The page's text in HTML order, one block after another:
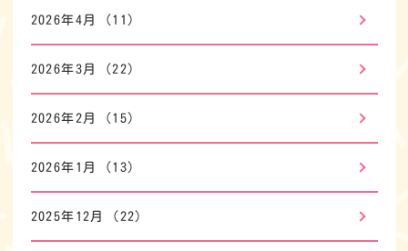
2026年4月 (11)
2026年3月 (22)
2026年2月 (15)
2026年1月 (13)
2025年12月 (22)